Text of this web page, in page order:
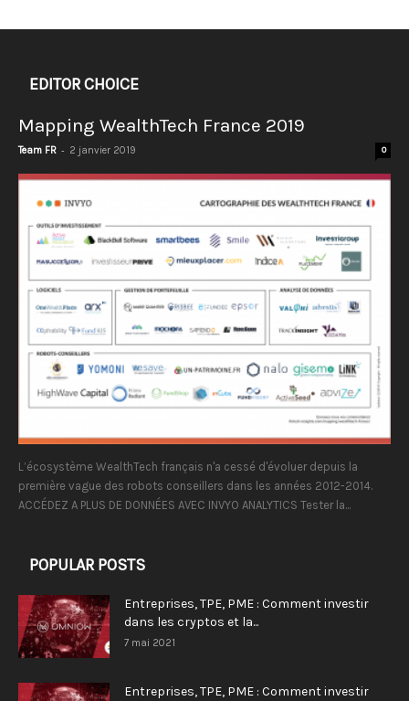
EDITOR CHOICE
Mapping WealthTech France 2019
Team FR - 2 janvier 2019 0
L’écosystème WealthTech français n'a cessé d'évoluer depuis la
première vague des robots conseillers dans les années 2012-2014.
ACCÉDEZ A PLUS DE DONNÉES AVEC INVYO ANALYTICS Tester la...
POPULAR POSTS
Entreprises, TPE, PME : Comment investir
dans les cryptos et la...
7 mai 2021
Entreprises, TPE, PME : Comment investir